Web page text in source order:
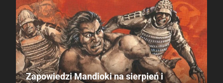
Zapowiedzi Mandioki na sierpień i